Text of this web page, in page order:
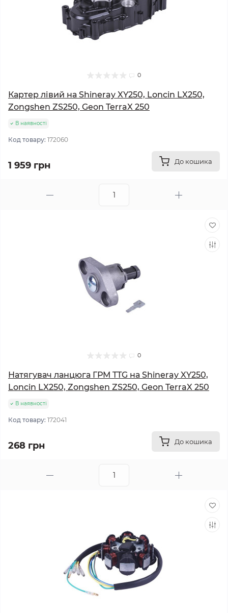
0
Картер лівий на Shineray XY250, Loncin LX250,
Zongshen ZS250, Geon TerraX 250
В наявності
Код товару: 172060
1 959 грн До кошика
0
Натягувач ланцюга ГРМ TTG на Shineray XY250,
Loncin LX250, Zongshen ZS250, Geon TerraX 250
В наявності
Код товару: 172041
268 грн До кошика